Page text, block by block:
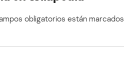
obligatorios están marcados